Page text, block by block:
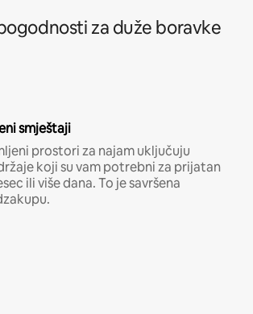
za duže boravke
smještaji
prostori za najam uključuju
koji su vam potrebni za prijatan
ili više dana. To je savršena